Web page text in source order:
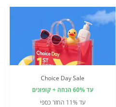
Choice Day Sale
עד 60% הנחה + קופונים
עד 11% החזר כספי